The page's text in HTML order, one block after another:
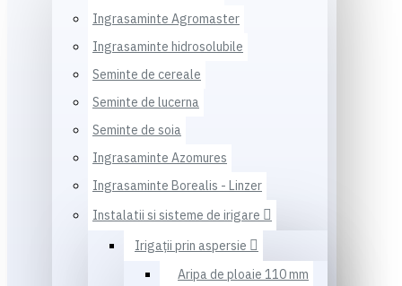
Ingrasaminte Agromaster
Ingrasaminte hidrosolubile
Seminte de cereale
Seminte de lucerna
Seminte de soia
Ingrasaminte Azomures
Ingrasaminte Borealis - Linzer
Instalatii si sisteme de irigare
Irigaţii prin aspersie
Aripa de ploaie 110 mm